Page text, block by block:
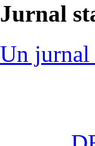
Jurnal
Un jurnal